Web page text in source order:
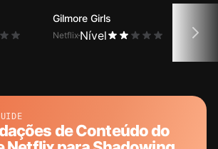
Gilmore Girls
Netflix Nível
de Conteúdo do